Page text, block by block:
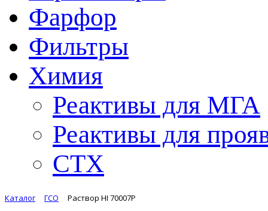
Фарфор
Фильтры
Химия
Реактивы для МГА
Реактивы для
СТХ
Каталог ГСО Раствор HI 70007P